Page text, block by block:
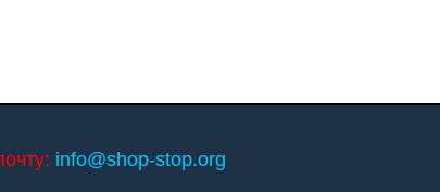
info@shop-stop.org